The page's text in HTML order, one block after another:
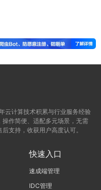
计算技术积累与行业服务经验
作简便、适配多元场景，无需
支持，收获用户高度认可。
快速入口
速成端管理
IDC管理